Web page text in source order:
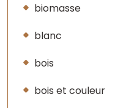
biomasse
blanc
bois
bois et couleur